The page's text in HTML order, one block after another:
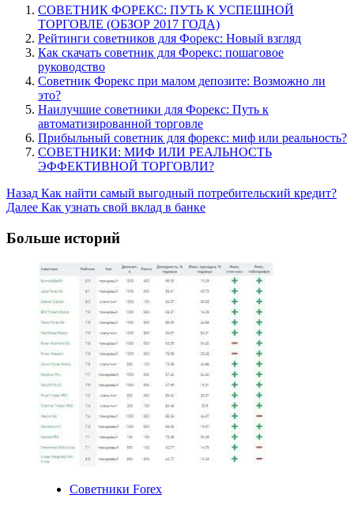
СОВЕТНИК ФОРЕКС: ПУТЬ К УСПЕШНОЙ
ТОРГОВЛЕ (ОБЗОР 2017 ГОДА)
Рейтинги советников для Форекс: Новый взгляд
Как скачать советник для Форекс: пошаговое
руководство
Советник Форекс при малом депозите: Возможно ли
это?
Наилучшие советники для Форекс: Путь к
автоматизированной торговле
Прибыльный советник для форекс: миф или реальность?
СОВЕТНИКИ: МИФ ИЛИ РЕАЛЬНОСТЬ
ЭФФЕКТИВНОЙ ТОРГОВЛИ?
Post
Navigation
Назад Как найти самый выгодный потребительский кредит?
Далее Как узнать свой вклад в банке
Больше историй
Советники Forex